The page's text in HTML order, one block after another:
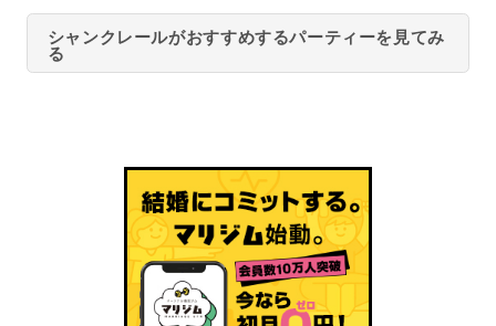
シャンクレールがおすすめするパーティーを見てみ
る